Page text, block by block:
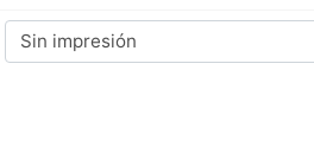
Sin impresión